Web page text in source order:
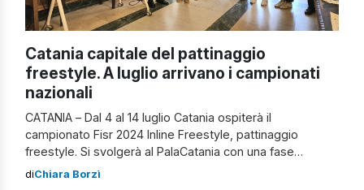
Catania capitale del pattinaggio
freestyle. A luglio arrivano i campionati
nazionali
CATANIA – Dal 4 al 14 luglio Catania ospiterà il
campionato Fisr 2024 Inline Freestyle, pattinaggio
freestyle. Si svolgerà al PalaCatania con una fase
outdoor organizzata in Piazza Franco Battiato (ex Piazza
diChiara Borzì